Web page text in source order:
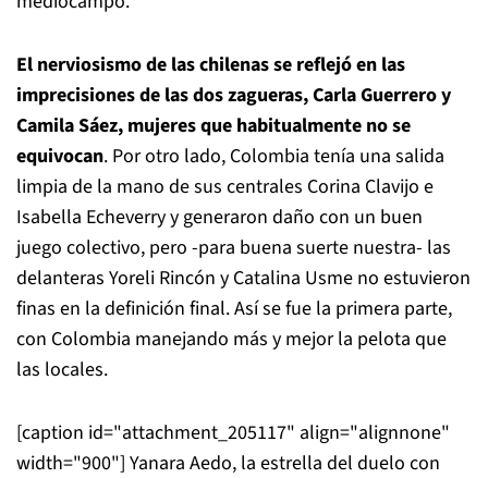
El nerviosismo de las chilenas se reflejó en las
imprecisiones de las dos zagueras, Carla Guerrero y
Camila Sáez, mujeres que habitualmente no se
equivocan. Por otro lado, Colombia tenía una salida
limpia de la mano de sus centrales Corina Clavijo e
Isabella Echeverry y generaron daño con un buen
juego colectivo, pero -para buena suerte nuestra- las
delanteras Yoreli Rincón y Catalina Usme no estuvieron
finas en la definición final. Así se fue la primera parte,
con Colombia manejando más y mejor la pelota que
las locales.
[caption id="attachment_205117" align="alignnone"
width="900"] Yanara Aedo, la estrella del duelo con